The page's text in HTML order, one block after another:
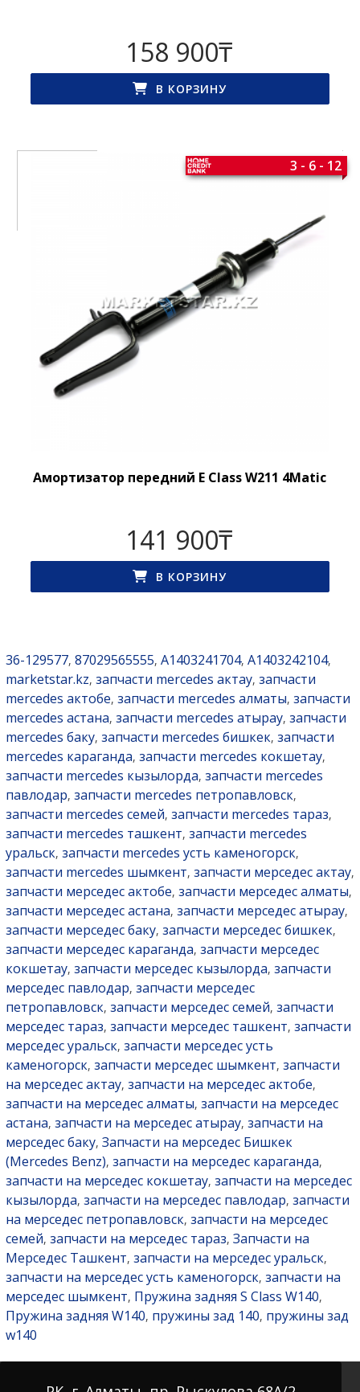
158 900₸
В КОРЗИНУ
Амортизатор передний E Class W211 4Matic
3 - 6 - 12
141 900₸
В КОРЗИНУ
36-129577, 87029565555, A1403241704, A1403242104,
marketstar.kz, запчасти mercedes актау, запчасти
mercedes актобе, запчасти mercedes алматы, запчасти
mercedes астана, запчасти mercedes атырау, запчасти
mercedes баку, запчасти mercedes бишкек, запчасти
mercedes караганда, запчасти mercedes кокшетау,
запчасти mercedes кызылорда, запчасти mercedes
павлодар, запчасти mercedes петропавловск,
запчасти mercedes семей, запчасти mercedes тараз,
запчасти mercedes ташкент, запчасти mercedes
уральск, запчасти mercedes усть каменогорск,
запчасти mercedes шымкент, запчасти мерседес актау,
запчасти мерседес актобе, запчасти мерседес алматы,
запчасти мерседес астана, запчасти мерседес атырау,
запчасти мерседес баку, запчасти мерседес бишкек,
запчасти мерседес караганда, запчасти мерседес
кокшетау, запчасти мерседес кызылорда, запчасти
мерседес павлодар, запчасти мерседес
петропавловск, запчасти мерседес семей, запчасти
мерседес тараз, запчасти мерседес ташкент, запчасти
мерседес уральск, запчасти мерседес усть
каменогорск, запчасти мерседес шымкент, запчасти
на мерседес актау, запчасти на мерседес актобе,
запчасти на мерседес алматы, запчасти на мерседес
астана, запчасти на мерседес атырау, запчасти на
мерседес баку, Запчасти на мерседес Бишкек
(Mercedes Benz), запчасти на мерседес караганда,
запчасти на мерседес кокшетау, запчасти на мерседес
кызылорда, запчасти на мерседес павлодар, запчасти
на мерседес петропавловск, запчасти на мерседес
семей, запчасти на мерседес тараз, Запчасти на
Мерседес Ташкент, запчасти на мерседес уральск,
запчасти на мерседес усть каменогорск, запчасти на
мерседес шымкент, Пружина задняя S Class W140,
Пружина задняя W140, пружины зад 140, пружины зад
w140